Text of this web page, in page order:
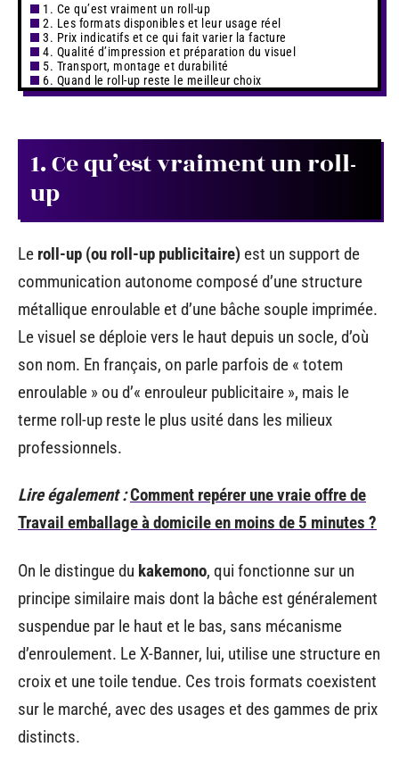
1. Ce qu’est vraiment un roll-up
2. Les formats disponibles et leur usage réel
3. Prix indicatifs et ce qui fait varier la facture
4. Qualité d’impression et préparation du visuel
5. Transport, montage et durabilité
6. Quand le roll-up reste le meilleur choix
1. Ce qu’est vraiment un roll-
up
Le roll-up (ou roll-up publicitaire) est un support de
communication autonome composé d’une structure
métallique enroulable et d’une bâche souple imprimée.
Le visuel se déploie vers le haut depuis un socle, d’où
son nom. En français, on parle parfois de « totem
enroulable » ou d’« enrouleur publicitaire », mais le
terme roll-up reste le plus usité dans les milieux
professionnels.
Lire également :Comment repérer une vraie offre de
Travail emballage à domicile en moins de 5 minutes ?
On le distingue du kakemono, qui fonctionne sur un
principe similaire mais dont la bâche est généralement
suspendue par le haut et le bas, sans mécanisme
d’enroulement. Le X-Banner, lui, utilise une structure en
croix et une toile tendue. Ces trois formats coexistent
sur le marché, avec des usages et des gammes de prix
distincts.